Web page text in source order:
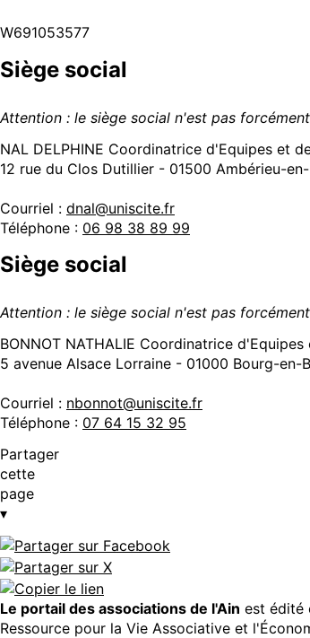
W691053577
Siège social
Attention : le siège social n'est pas
NAL DELPHINE Coordinatrice d'Equipes et
12 rue du Clos Dutillier - 01500 Ambérieu-
Courriel : dnal@uniscite.fr
Téléphone : 06 98 38 89 99
Siège social
Attention : le siège social n'est pas
BONNOT NATHALIE Coordinatrice
5 avenue Alsace Lorraine - 01000 Bourg-en-
Courriel : nbonnot@uniscite.fr
Téléphone : 07 64 15 32 95
Partager
cette
page
▾
Le portail des associations de l'Ain est édité
Ressource pour la Vie Associative et